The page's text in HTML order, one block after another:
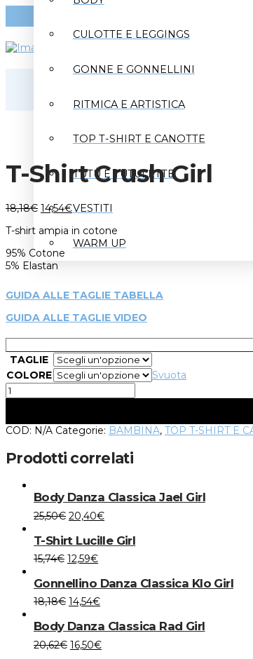
CULOTTE E LEGGINGS
GONNE E GONNELLINI
RITMICA E ARTISTICA
TOP T-SHIRT E CANOTTE
TUTÙ E TUTULETTE
VESTITI
WARM UP
T-Shirt Crush Girl
18,18€ 14,54€
T-shirt ampia in cotone
95% Cotone
5% Elastan
GUIDA ALLE TAGLIE TABELLA
GUIDA ALLE TAGLIE VIDEO
TAGLIE
COLORE
Svuota
T-
Shirt
Girl
quantità
COD: N/A Categorie: BAMBINA, TOP T-SHIRT E
Prodotti correlati
Body Danza Classica Jael Girl
25,50€ 20,40€Questo
ha
Le
opzioni
scelte
T-Shirt Lucille Girl
15,74€ 12,59€Questo
ha
più
varianti.
Le
opzioni
possono
Gonnellino Danza Classica Klo Girl
18,18€ 14,54€Questo
ha
più
varianti.
Body Danza Classica Rad Girl
20,62€ 16,50€Questo